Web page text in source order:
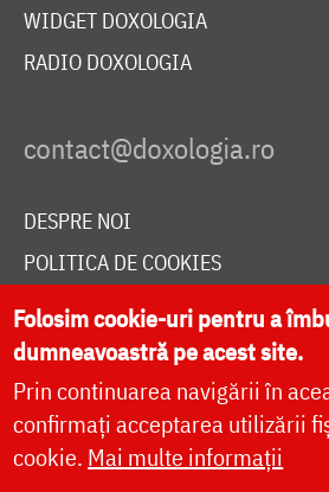
WIDGET DOXOLOGIA
RADIO DOXOLOGIA
DESPRE NOI
POLITICA DE COOKIES
DONEAZĂ ONLINE PENTRU
LIVE
Folosim cookie-uri pentru a
dumneavoastră pe acest site.
Prin continuarea navigării în
confirmați acceptarea utilizării
cookie. Mai multe informații